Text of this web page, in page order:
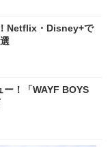
Netflix・Disney+で
ー！「WAYF BOYS